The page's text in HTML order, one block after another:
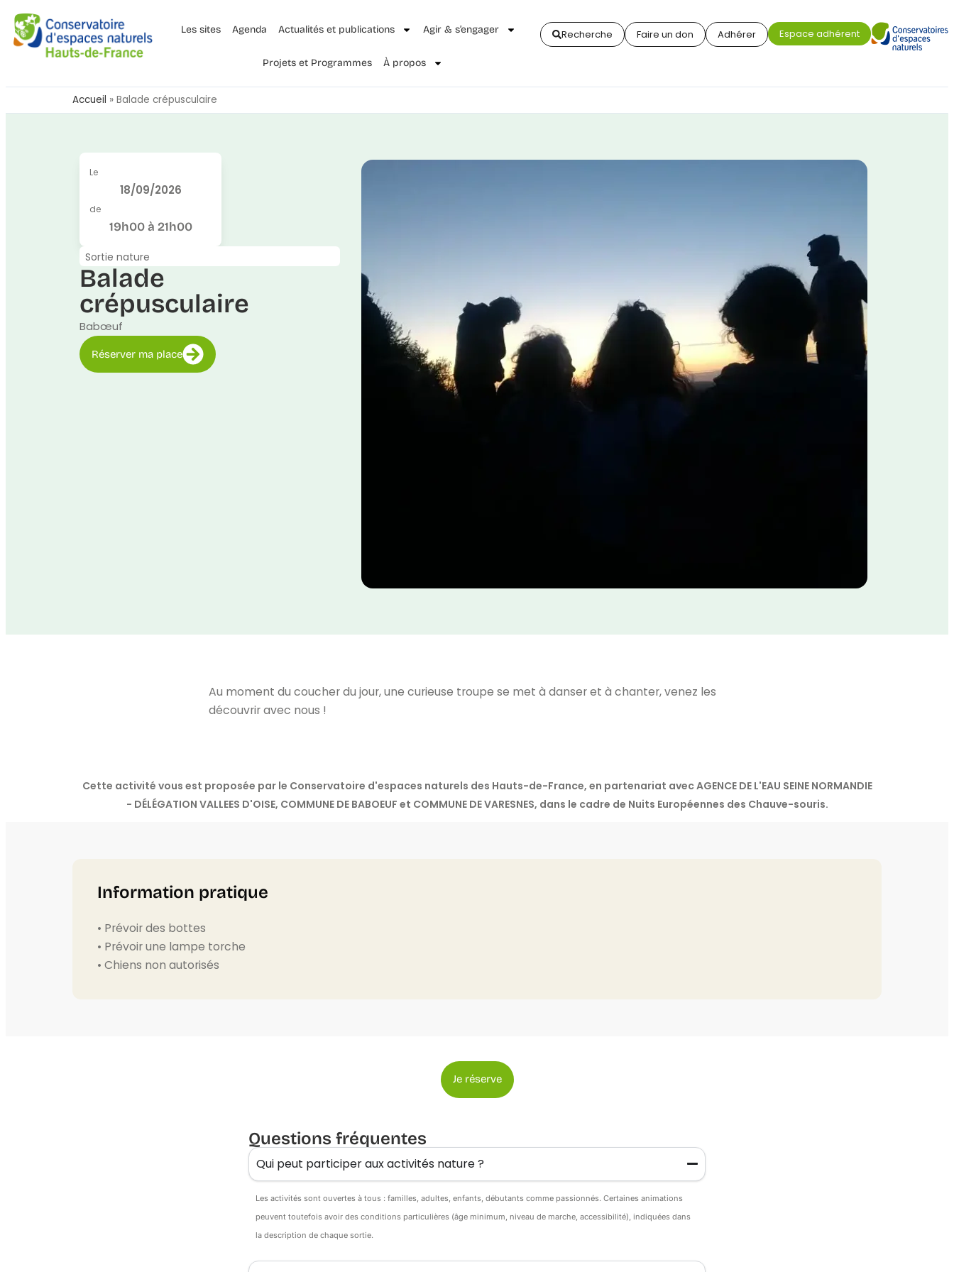
Les sites Agenda Actualités et publications Agir & s’engager
Projets et Programmes À propos
Recherche Faire un don Adhérer Espace adhérent
Accueil » Balade crépusculaire
Le
18/09/2026
de
19h00 à 21h00
Sortie nature
Balade
crépusculaire
Babœuf
Réserver ma place
Au moment du coucher du jour, une curieuse troupe se met à danser et à chanter, venez les
découvrir avec nous !
Cette activité vous est proposée par le Conservatoire d'espaces naturels des Hauts-de-France, en partenariat avec AGENCE DE L'EAU SEINE NORMANDIE
- DÉLÉGATION VALLEES D'OISE, COMMUNE DE BABOEUF et COMMUNE DE VARESNES, dans le cadre de Nuits Européennes des Chauve-souris.
Information pratique
• Prévoir des bottes
• Prévoir une lampe torche
• Chiens non autorisés
Je réserve
Questions fréquentes
Qui peut participer aux activités nature ?
Les activités sont ouvertes à tous : familles, adultes, enfants, débutants comme passionnés. Certaines animations
peuvent toutefois avoir des conditions particulières (âge minimum, niveau de marche, accessibilité), indiquées dans
la description de chaque sortie.